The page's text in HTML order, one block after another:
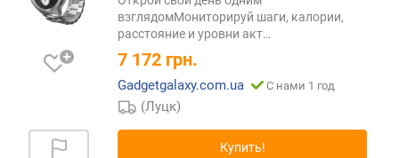
а
о
н
ь
взглядомМониторируй шаги, калории,
расстояние и уровни акт…
7 172 грн.
Gadgetgalaxy.com.ua С нами 1 год
(Луцк)
Купить!